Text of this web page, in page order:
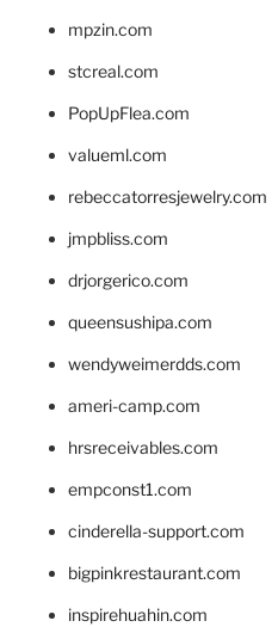
mpzin.com
stcreal.com
PopUpFlea.com
valueml.com
rebeccatorresjewelry.com
jmpbliss.com
drjorgerico.com
queensushipa.com
wendyweimerdds.com
ameri-camp.com
hrsreceivables.com
empconst1.com
cinderella-support.com
bigpinkrestaurant.com
inspirehuahin.com